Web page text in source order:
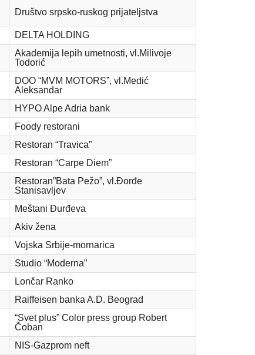
Društvo srpsko-ruskog prijateljstva
DELTA HOLDING
Akademija lepih umetnosti, vl.Milivoje
Todorić
DOO “MVM MOTORS”, vl.Medić
Aleksandar
HYPO Alpe Adria bank
Foody restorani
Restoran “Travica”
Restoran “Carpe Diem”
Restoran”Bata Pežo”, vl.Đorđe
Stanisavljev
Meštani Đurđeva
Akiv žena
Vojska Srbije-mornarica
Studio “Moderna”
Lončar Ranko
Raiffeisen banka A.D. Beograd
“Svet plus” Color press group Robert
Čoban
NIS-Gazprom neft